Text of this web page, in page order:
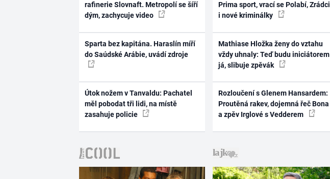
rafinerie Slovnaft. Metropolí se šíří
dým, zachycuje video
Sparta bez kapitána. Haraslín míří
do Saúdské Arábie, uvádí zdroje
Útok nožem v Tanvaldu: Pachatel
měl pobodat tři lidi, na místě
zasahuje policie
Prima sport, vrací se Polabí, Zrádci
i nové kriminálky
Mathiase Hložka ženy do vztahu
vždy uhnaly: Teď budu iniciátorem
já, slibuje zpěvák
Rozloučení s Glenem Hansardem:
Proutěná rakev, dojemná řeč Bona
a zpěv Irglové s Vedderem